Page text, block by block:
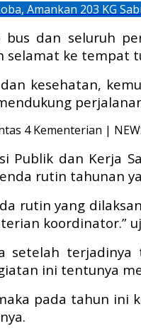
Amankan 203 KG
dan seluruh
selamat ke tempat
kesehatan,
Publik dan Kerja
rutin tahunan
rutin yang
koordinator.”
setelah
ini tentunya
pada tahun